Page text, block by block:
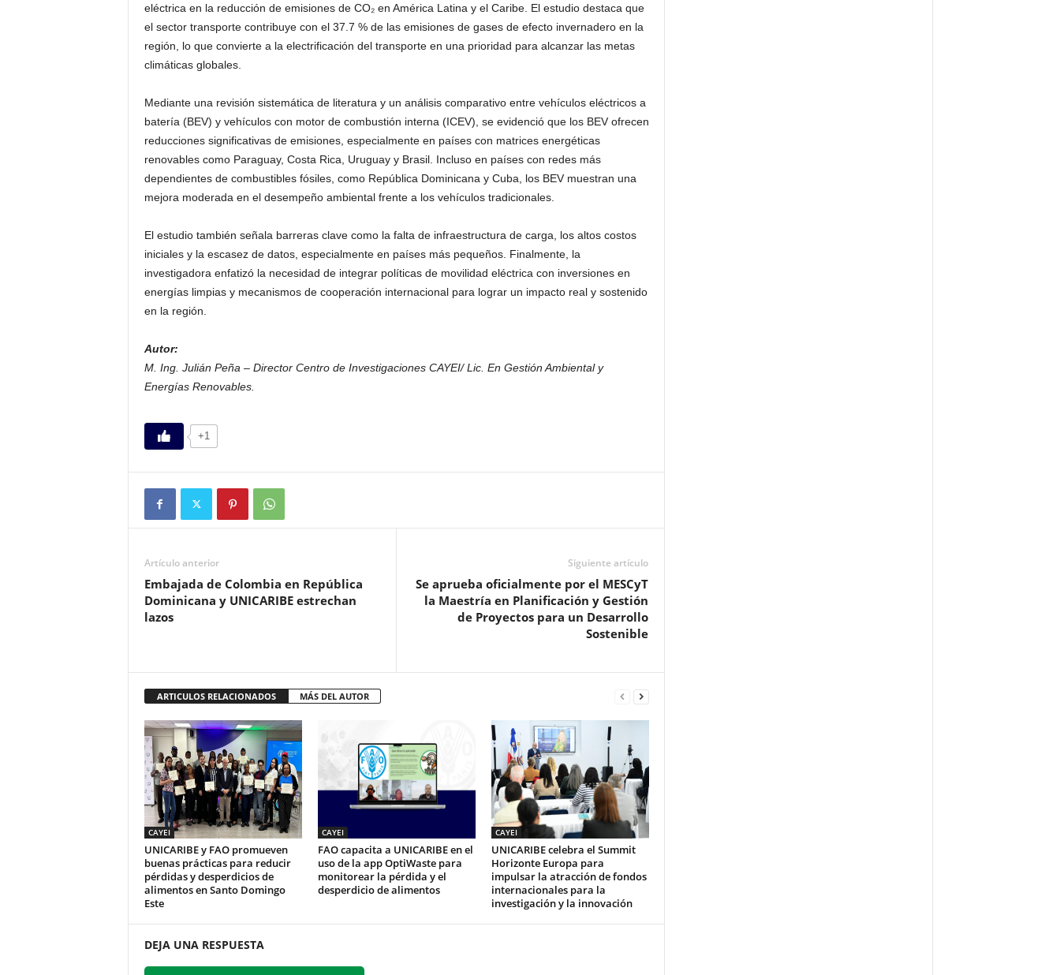
eléctrica en la reducción de emisiones de CO₂ en América Latina y el Caribe. El estudio destaca que
el sector transporte contribuye con el 37.7 % de las emisiones de gases de efecto invernadero en la
región, lo que convierte a la electrificación del transporte en una prioridad para alcanzar las metas
climáticas globales.
Mediante una revisión sistemática de literatura y un análisis comparativo entre vehículos eléctricos a
batería (BEV) y vehículos con motor de combustión interna (ICEV), se evidenció que los BEV ofrecen
reducciones significativas de emisiones, especialmente en países con matrices energéticas
renovables como Paraguay, Costa Rica, Uruguay y Brasil. Incluso en países con redes más
dependientes de combustibles fósiles, como República Dominicana y Cuba, los BEV muestran una
mejora moderada en el desempeño ambiental frente a los vehículos tradicionales.
El estudio también señala barreras clave como la falta de infraestructura de carga, los altos costos
iniciales y la escasez de datos, especialmente en países más pequeños. Finalmente, la
investigadora enfatizó la necesidad de integrar políticas de movilidad eléctrica con inversiones en
energías limpias y mecanismos de cooperación internacional para lograr un impacto real y sostenido
en la región.
Autor:
M. Ing. Julián Peña – Director Centro de Investigaciones CAYEI/ Lic. En Gestión Ambiental y
Energías Renovables.
+1
Artículo anterior
Embajada de Colombia en República
Dominicana y UNICARIBE estrechan
lazos
Siguiente artículo
Se aprueba oficialmente por el MESCyT
la Maestría en Planificación y Gestión
de Proyectos para un Desarrollo
Sostenible
ARTICULOS RELACIONADOS MÁS DEL AUTOR
CAYEI
UNICARIBE y FAO promueven
buenas prácticas para reducir
pérdidas y desperdicios de
alimentos en Santo Domingo
Este
CAYEI
FAO capacita a UNICARIBE en el
uso de la app OptiWaste para
monitorear la pérdida y el
desperdicio de alimentos
CAYEI
UNICARIBE celebra el Summit
Horizonte Europa para
impulsar la atracción de fondos
internacionales para la
investigación y la innovación
DEJA UNA RESPUESTA